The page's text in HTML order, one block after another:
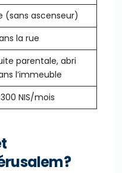
(sans ascenseur)
la rue
parentale, abri
l’immeuble
NIS/mois